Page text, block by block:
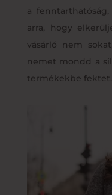
a
arra, hogy
vásárló nem
nemet mondd a
termékekbe fektet.